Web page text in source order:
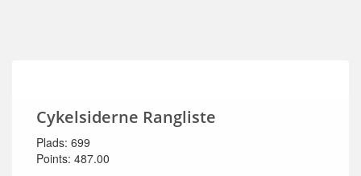
Cykelsiderne Rangliste
Plads: 699
Points: 487.00